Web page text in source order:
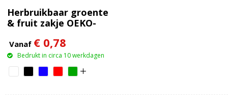
Herbruikbaar groente
& fruit zakje OEKO-
30x40cm
Vanaf € 0,78
Bedrukt in circa 10 werkdagen